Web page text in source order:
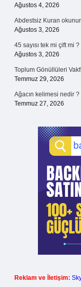
Ağustos 4, 2026
Abdestsiz Kuran
Ağustos 3, 2026
45 sayısı tek mi çift mi ?
Ağustos 3, 2026
Toplum Gönüllüleri
Temmuz 29, 2026
Ağacın kelimesi nedir ?
Temmuz 27, 2026
Reklam ve İletişim: